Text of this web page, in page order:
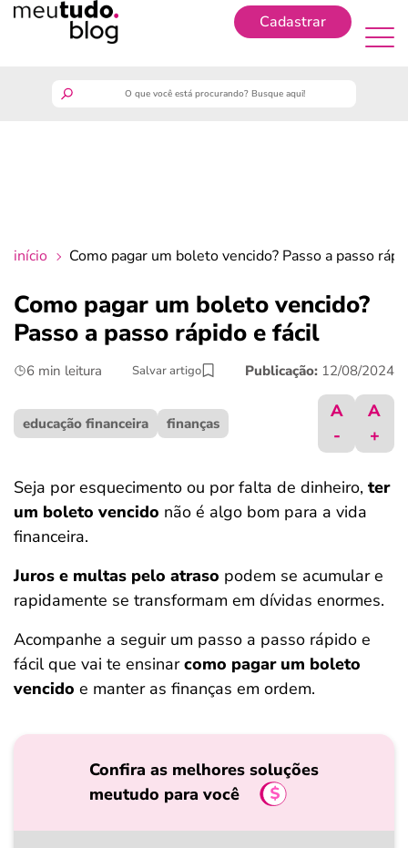
Cadastrar
crédito fácil
últimas notícias
ferramentas
início Como pagar um boleto vencido? Passo a passo
Como pagar um boleto vencido?
Passo a passo rápido e fácil
6 min leitura Salvar artigo Publicação: 12/08/2024
educação financeira finanças
A
-
A
+
Seja por esquecimento ou por falta de dinheiro, ter
um boleto vencido não é algo bom para a vida
financeira.
Juros e multas pelo atraso podem se acumular e
rapidamente se transformam em dívidas enormes.
Acompanhe a seguir um passo a passo rápido e
fácil que vai te ensinarcomo pagar um boleto
vencido e manter as finanças em ordem.
Confira as melhores soluções
meutudo para você